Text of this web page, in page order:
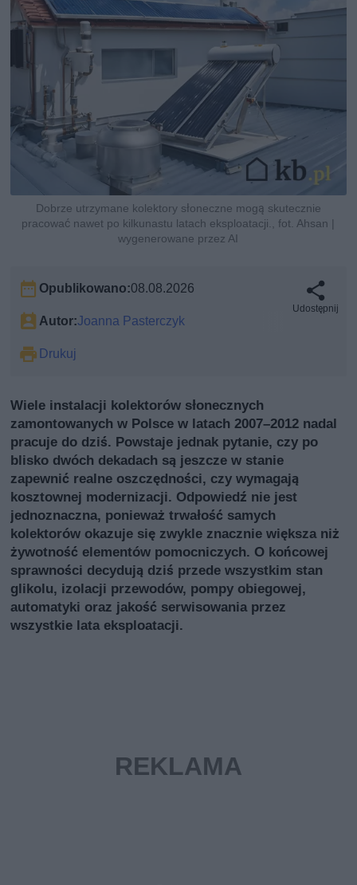
Dobrze utrzymane kolektory słoneczne mogą skutecznie
pracować nawet po kilkunastu latach eksploatacji., fot. Ahsan |
wygenerowane przez AI
Opublikowano:08.08.2026
Autor:Joanna Pasterczyk
Drukuj
Udostępnij
Wiele instalacji kolektorów słonecznych
zamontowanych w Polsce w latach 2007–2012 nadal
pracuje do dziś. Powstaje jednak pytanie, czy po
blisko dwóch dekadach są jeszcze w stanie
zapewnić realne oszczędności, czy wymagają
kosztownej modernizacji. Odpowiedź nie jest
jednoznaczna, ponieważ trwałość samych
kolektorów okazuje się zwykle znacznie większa niż
żywotność elementów pomocniczych. O końcowej
sprawności decydują dziś przede wszystkim stan
glikolu, izolacji przewodów, pompy obiegowej,
automatyki oraz jakość serwisowania przez
wszystkie lata eksploatacji.